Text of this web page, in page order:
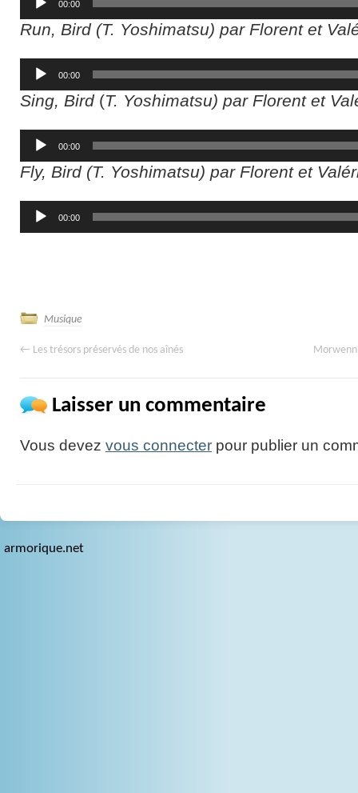
audio
00:00
Run, Bird (T. Yoshimatsu) par Florent et
Lecteur
audio
00:00
Sing, Bird(T. Yoshimatsu) par Florent et
Lecteur
audio
00:00
Fly, Bird (T. Yoshimatsu) par Florent et
Lecteur
audio
00:00
Musique
← Les trésors préservés de nos aînés
Laisser un commentaire
Vous devez vous connecter pour publier un
armorique.net